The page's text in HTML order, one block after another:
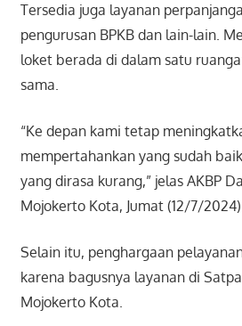
Tersedia juga layanan
pengurusan BPKB dan lain-lain.
loket berada di dalam satu
sama.
“Ke depan kami tetap
mempertahankan yang sudah
yang dirasa kurang,” jelas AKBP
Mojokerto Kota, Jumat (12/7/
Selain itu, penghargaan
karena bagusnya layanan di
Mojokerto Kota.